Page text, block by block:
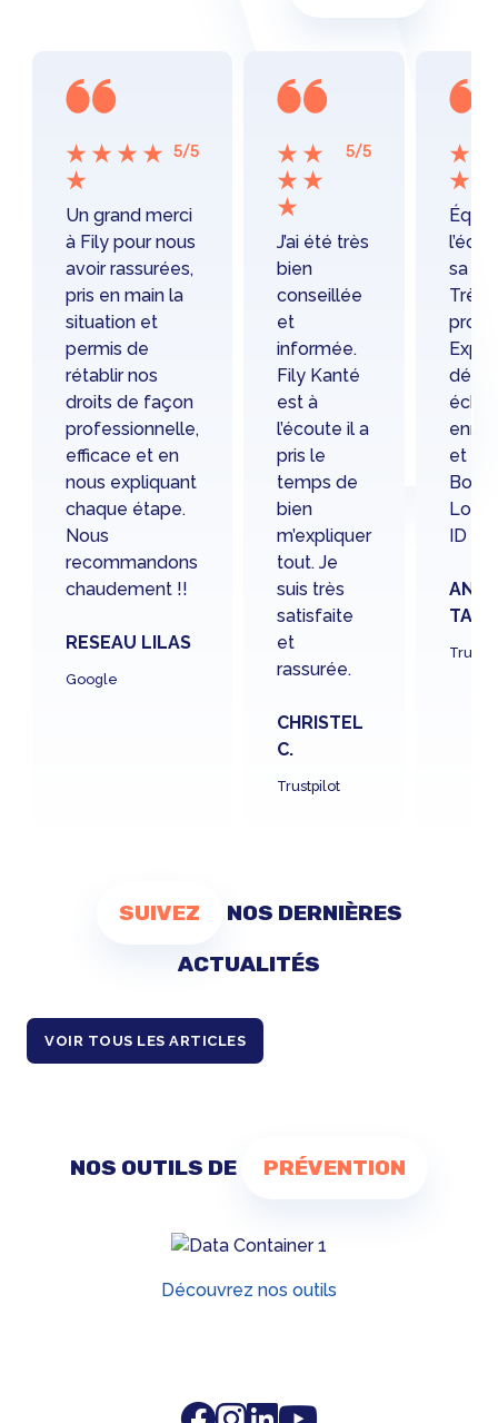
5/5
Un grand merci
à Fily pour nous
avoir rassurées,
pris en main la
situation et
permis de
rétablir nos
droits de façon
professionnelle,
efficace et en
nous expliquant
chaque étape.
Nous
recommandons
chaudement !!
RESEAU LILAS
Google
5/5
J’ai été très
bien
conseillée
et
informée.
Fily Kanté
est à
l’écoute il a
pris le
temps de
bien
m’expliquer
tout. Je
suis très
satisfaite
et
rassurée.
CHRISTEL
C.
Trustpilot
sa
Très
et
Bons
ID
SUIVEZ
NOS DERNIÈRES
ACTUALITÉS
VOIR TOUS LES ARTICLES
NOS OUTILS DE PRÉVENTION
Découvrez nos outils